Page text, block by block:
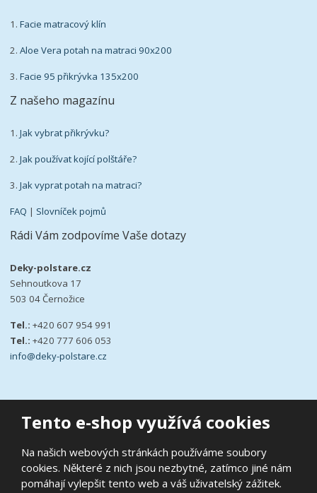
Tento e-shop využívá cookies
Na našich webových stránkách používáme soubory
cookies. Některé z nich jsou nezbytné, zatímco jiné nám
pomáhají vylepšit tento web a váš uživatelský zážitek.
1.Facie matracový klín
2.Aloe Vera potah na matraci 90x200
3.Facie 95 přikrývka 135x200
Z našeho magazínu
1.Jak vybrat přikrývku?
2.Jak používat kojící polštáře?
3.Jak vyprat potah na matraci?
FAQ | Slovníček pojmů
Rádi Vám zodpovíme Vaše dotazy
Deky-polstare.cz
Sehnoutkova 17
503 04 Černožice
Tel.: +420 607 954 991
Tel.: +420 777 606 053
info@deky-polstare.cz
Ochrana osobních údajů|Prohlášení o přístupnosti|Podmínky
užití|Mapa stránek
E